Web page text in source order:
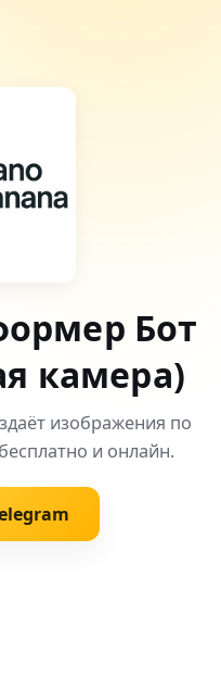
Бот
камера)
изображения по
и онлайн.